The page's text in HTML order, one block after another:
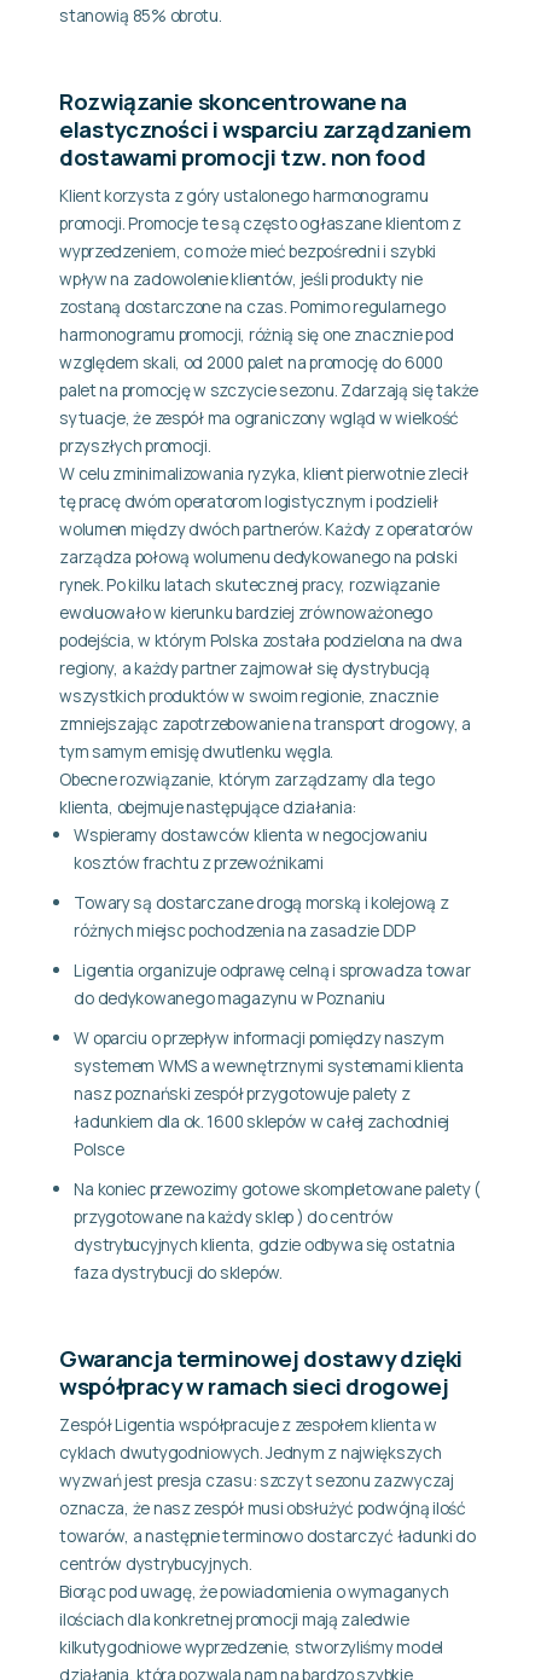
stanowią 85% obrotu.
Rozwiązanie skoncentrowane na
elastyczności i wsparciu zarządzaniem
dostawami promocji tzw. non food
Klient korzysta z góry ustalonego harmonogramu
promocji. Promocje te są często ogłaszane klientom z
wyprzedzeniem, co może mieć bezpośredni i szybki
wpływ na zadowolenie klientów, jeśli produkty nie
zostaną dostarczone na czas. Pomimo regularnego
harmonogramu promocji, różnią się one znacznie pod
względem skali, od 2000 palet na promocję do 6000
palet na promocję w szczycie sezonu. Zdarzają się także
sytuacje, że zespół ma ograniczony wgląd w wielkość
przyszłych promocji.
W celu zminimalizowania ryzyka, klient pierwotnie zlecił
tę pracę dwóm operatorom logistycznym i podzielił
wolumen między dwóch partnerów. Każdy z operatorów
zarządza połową wolumenu dedykowanego na polski
rynek. Po kilku latach skutecznej pracy, rozwiązanie
ewoluowało w kierunku bardziej zrównoważonego
podejścia, w którym Polska została podzielona na dwa
regiony, a każdy partner zajmował się dystrybucją
wszystkich produktów w swoim regionie, znacznie
zmniejszając zapotrzebowanie na transport drogowy, a
tym samym emisję dwutlenku węgla.
Obecne rozwiązanie, którym zarządzamy dla tego
klienta, obejmuje następujące działania:
Wspieramy dostawców klienta w negocjowaniu
kosztów frachtu z przewoźnikami
Towary są dostarczane drogą morską i kolejową z
różnych miejsc pochodzenia na zasadzie DDP
Ligentia organizuje odprawę celną i sprowadza towar
do dedykowanego magazynu w Poznaniu
W oparciu o przepływ informacji pomiędzy naszym
systemem WMS a wewnętrznymi systemami klienta
nasz poznański zespół przygotowuje palety z
ładunkiem dla ok. 1600 sklepów w całej zachodniej
Polsce
Na koniec przewozimy gotowe skompletowane palety (
przygotowane na każdy sklep ) do centrów
dystrybucyjnych klienta, gdzie odbywa się ostatnia
faza dystrybucji do sklepów.
Gwarancja terminowej dostawy dzięki
współpracy w ramach sieci drogowej
Zespół Ligentia współpracuje z zespołem klienta w
cyklach dwutygodniowych. Jednym z największych
wyzwań jest presja czasu: szczyt sezonu zazwyczaj
oznacza, że nasz zespół musi obsłużyć podwójną ilość
towarów, a następnie terminowo dostarczyć ładunki do
centrów dystrybucyjnych.
Biorąc pod uwagę, że powiadomienia o wymaganych
ilościach dla konkretnej promocji mają zaledwie
kilkutygodniowe wyprzedzenie, stworzyliśmy model
działania, która pozwala nam na bardzo szybkie